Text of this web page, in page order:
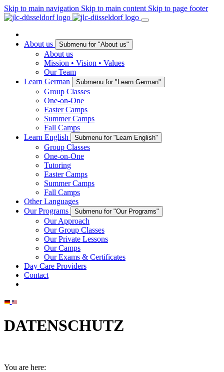
Skip to main navigation Skip to main content Skip to page footer
About us Submenu for "About us"
About us
Mission • Vision • Values
Our Team
Learn German
Submenu for "Learn German"
Group Classes
One-on-One
Easter Camps
Summer Camps
Fall Camps
Learn English
Submenu for "Learn English"
Group Classes
One-on-One
Tutoring
Easter Camps
Summer Camps
Fall Camps
Other Languages
Our Programs
Submenu for "Our Programs"
Our Approach
Our Group Classes
Our Private Lessons
Our Camps
Our Exams & Certificates
Day Care Providers
Contact
DATENSCHUTZ
You are here: